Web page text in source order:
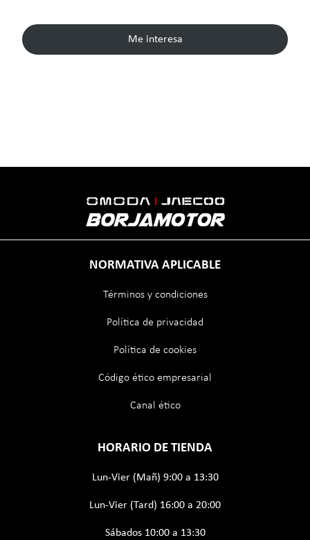
Me interesa
NORMATIVA APLICABLE
Términos y condiciones
Política de privacidad
Política de cookies
Código ético empresarial
Canal ético
HORARIO DE TIENDA
Lun-Vier (Mañ) 9:00 a 13:30
Lun-Vier (Tard) 16:00 a 20:00
Sábados 10:00 a 13:30